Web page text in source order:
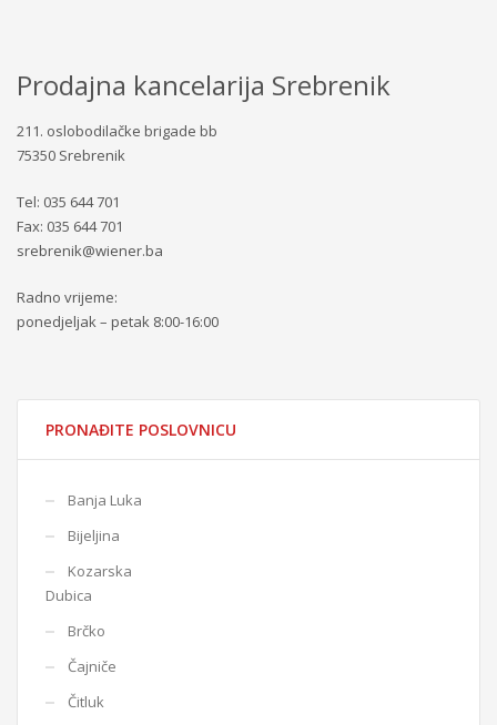
Prodajna kancelarija Srebrenik
211. oslobodilačke brigade bb
75350 Srebrenik
Tel: 035 644 701
Fax: 035 644 701
srebrenik@wiener.ba
Radno vrijeme:
ponedjeljak – petak 8:00-16:00
PRONAĐITE POSLOVNICU
Banja Luka
Bijeljina
Kozarska
Dubica
Brčko
Čajniče
Čitluk